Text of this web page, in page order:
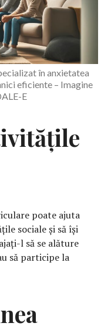
în anxietatea
eficiente – Imagine
E
poate ajuta
sociale și să își
l să se alăture
să participe la